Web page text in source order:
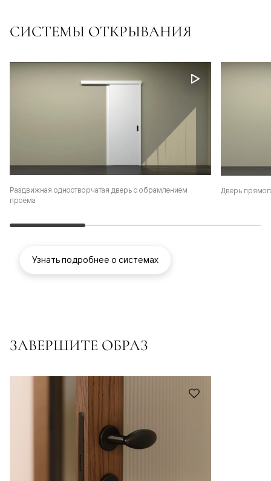
СИСТЕМЫ ОТКРЫВАНИЯ
Раздвижная одностворчатая дверь с обрамлением
проёма
Дверь
Узнать подробнее о системах
ЗАВЕРШИТЕ ОБРАЗ